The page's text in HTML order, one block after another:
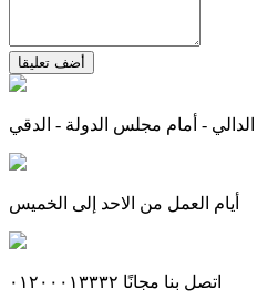
أضف تعليقا
أيام العمل من الاحد إلى الخميس
اتصل بنا مجانًا ٠١٢٠٠٠١٣٣٣٢